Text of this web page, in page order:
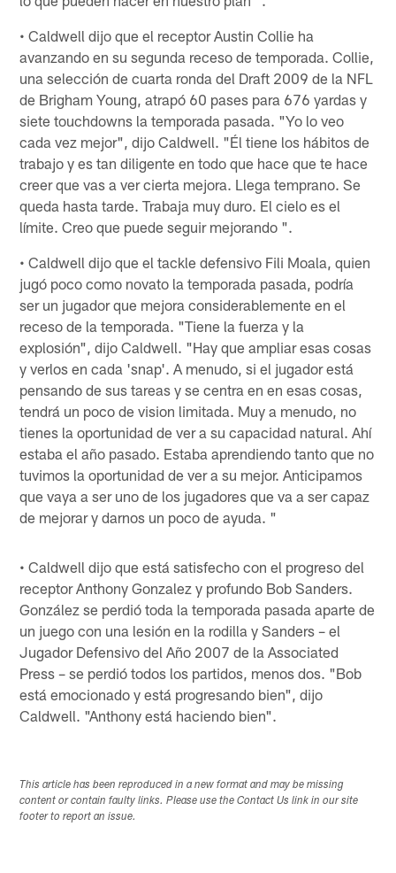
• Caldwell dijo que el receptor Austin Collie ha
avanzando en su segunda receso de temporada. Collie,
una selección de cuarta ronda del Draft 2009 de la NFL
de Brigham Young, atrapó 60 pases para 676 yardas y
siete touchdowns la temporada pasada. "Yo lo veo
cada vez mejor", dijo Caldwell. "Él tiene los hábitos de
trabajo y es tan diligente en todo que hace que te hace
creer que vas a ver cierta mejora. Llega temprano. Se
queda hasta tarde. Trabaja muy duro. El cielo es el
límite. Creo que puede seguir mejorando ".
• Caldwell dijo que el tackle defensivo Fili Moala, quien
jugó poco como novato la temporada pasada, podría
ser un jugador que mejora considerablemente en el
receso de la temporada. "Tiene la fuerza y la
explosión", dijo Caldwell. "Hay que ampliar esas cosas
y verlos en cada 'snap'. A menudo, si el jugador está
pensando de sus tareas y se centra en en esas cosas,
tendrá un poco de vision limitada. Muy a menudo, no
tienes la oportunidad de ver a su capacidad natural. Ahí
estaba el año pasado. Estaba aprendiendo tanto que no
tuvimos la oportunidad de ver a su mejor. Anticipamos
que vaya a ser uno de los jugadores que va a ser capaz
de mejorar y darnos un poco de ayuda. "
• Caldwell dijo que está satisfecho con el progreso del
receptor Anthony Gonzalez y profundo Bob Sanders.
González se perdió toda la temporada pasada aparte de
un juego con una lesión en la rodilla y Sanders – el
Jugador Defensivo del Año 2007 de la Associated
Press – se perdió todos los partidos, menos dos. "Bob
está emocionado y está progresando bien", dijo
Caldwell. "Anthony está haciendo bien".
This article has been reproduced in a new format and may be missing
content or contain faulty links. Please use the Contact Us link in our site
footer to report an issue.